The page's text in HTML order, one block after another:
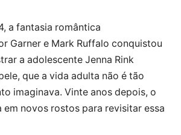
a fantasia romântica
Garner e Mark Ruffalo conquistou
a adolescente Jenna Rink
que a vida adulta não é tão
imaginava. Vinte anos depois, o
em novos rostos para revisitar essa